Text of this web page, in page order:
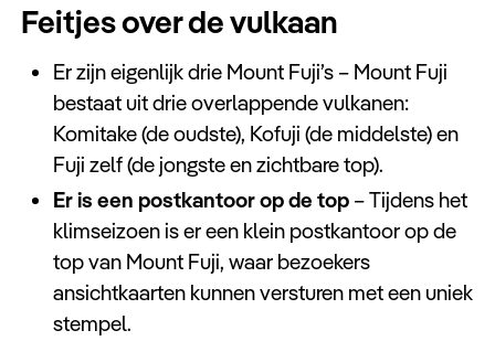
Feitjes over de vulkaan
Er zijn eigenlijk drie Mount Fuji’s – Mount Fuji
bestaat uit drie overlappende vulkanen:
Komitake (de oudste), Kofuji (de middelste) en
Fuji zelf (de jongste en zichtbare top).
Er is een postkantoor op de top– Tijdens het
klimseizoen is er een klein postkantoor op de
top van Mount Fuji, waar bezoekers
ansichtkaarten kunnen versturen met een uniek
stempel.